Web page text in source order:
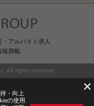
アルバイト求人
報満載
All rights reserved
×
・向上
の使用